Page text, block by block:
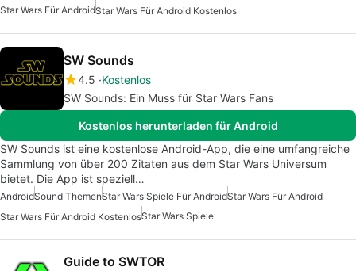
Star Wars Für AndroidStar Wars Für Android Kostenlos
SW Sounds
4.5 Kostenlos
SW Sounds: Ein Muss für Star Wars Fans
Kostenlos herunterladen für Android
SW Sounds ist eine kostenlose Android-App, die eine umfangreiche
Sammlung von über 200 Zitaten aus dem Star Wars Universum
bietet. Die App ist speziell…
AndroidSound ThemenStar Wars Spiele Für AndroidStar Wars Für Android
Star Wars Für Android KostenlosStar Wars Spiele
Guide to SWTOR